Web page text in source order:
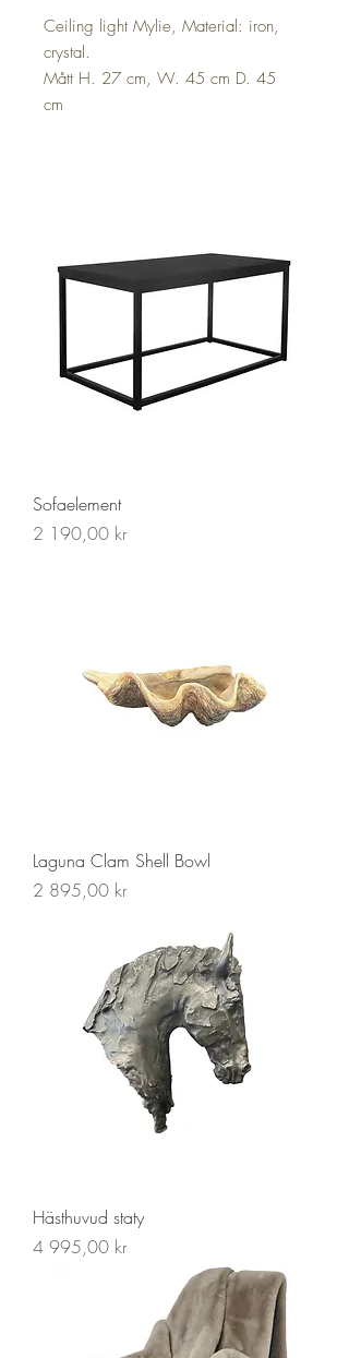
Ceiling light Mylie, Material: iron,
crystal.
Mått H. 27 cm, W. 45 cm D. 45
cm
Sofaelement
Pris
2 190,00 kr
Laguna Clam Shell Bowl
Pris
2 895,00 kr
Hästhuvud staty
Pris
4 995,00 kr